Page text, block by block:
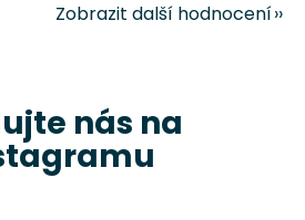
Zobrazit další hodnocení
nás na